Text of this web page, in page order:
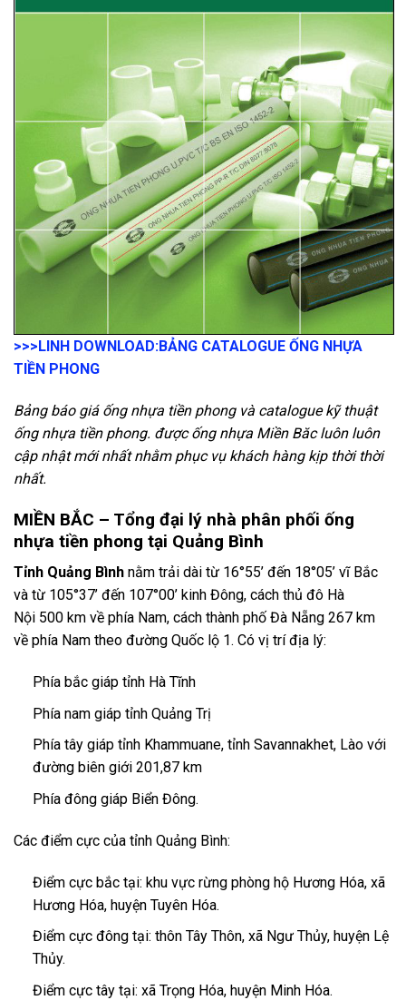
>>>LINH DOWNLOAD:BẢNG CATALOGUE ỐNG NHỰA
TIỀN PHONG
Bảng báo giá ống nhựa tiền phong và catalogue kỹ thuật
ống nhựa tiền phong. được ống nhựa Miền Băc luôn luôn
cập nhật mới nhất nhằm phục vụ khách hàng kịp thời thời
nhất.
MIỀN BẮC – Tổng đại lý nhà phân phối ống
nhựa tiền phong tại Quảng Bình
Tỉnh Quảng Bình nằm trải dài từ 16°55’ đến 18°05’ vĩ Bắc
và từ 105°37’ đến 107°00’ kinh Đông, cách thủ đô Hà
Nội 500 km về phía Nam, cách thành phố Đà Nẵng 267 km
về phía Nam theo đường Quốc lộ 1. Có vị trí địa lý:
Phía bắc giáp tỉnh Hà Tĩnh
Phía nam giáp tỉnh Quảng Trị
Phía tây giáp tỉnh Khammuane, tỉnh Savannakhet, Lào với
đường biên giới 201,87 km
Phía đông giáp Biển Đông.
Các điểm cực của tỉnh Quảng Bình:
Điểm cực bắc tại: khu vực rừng phòng hộ Hương Hóa, xã
Hương Hóa, huyện Tuyên Hóa.
Điểm cực đông tại: thôn Tây Thôn, xã Ngư Thủy, huyện Lệ
Thủy.
Điểm cực tây tại: xã Trọng Hóa, huyện Minh Hóa.